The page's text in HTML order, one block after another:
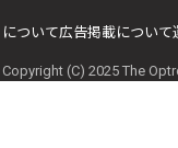
について広告掲載について
Copyright (C) 2025 The